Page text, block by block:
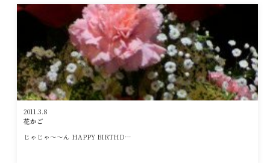
2011.3.8
花かご
じゃじゃ〜〜ん HAPPY BIRTHD…